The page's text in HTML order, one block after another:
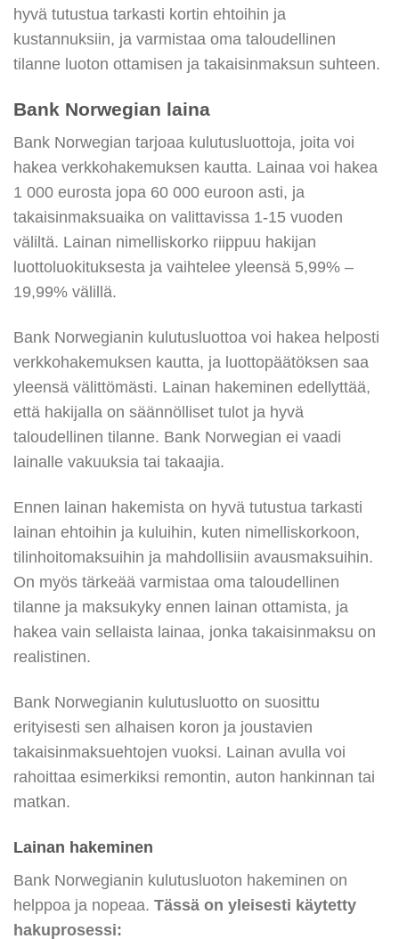
hyvä tutustua tarkasti kortin ehtoihin ja
kustannuksiin, ja varmistaa oma taloudellinen
tilanne luoton ottamisen ja takaisinmaksun suhteen.
Bank Norwegian laina
Bank Norwegian tarjoaa kulutusluottoja, joita voi
hakea verkkohakemuksen kautta. Lainaa voi hakea
1 000 eurosta jopa 60 000 euroon asti, ja
takaisinmaksuaika on valittavissa 1-15 vuoden
väliltä. Lainan nimelliskorko riippuu hakijan
luottoluokituksesta ja vaihtelee yleensä 5,99% –
19,99% välillä.
Bank Norwegianin kulutusluottoa voi hakea helposti
verkkohakemuksen kautta, ja luottopäätöksen saa
yleensä välittömästi. Lainan hakeminen edellyttää,
että hakijalla on säännölliset tulot ja hyvä
taloudellinen tilanne. Bank Norwegian ei vaadi
lainalle vakuuksia tai takaajia.
Ennen lainan hakemista on hyvä tutustua tarkasti
lainan ehtoihin ja kuluihin, kuten nimelliskorkoon,
tilinhoitomaksuihin ja mahdollisiin avausmaksuihin.
On myös tärkeää varmistaa oma taloudellinen
tilanne ja maksukyky ennen lainan ottamista, ja
hakea vain sellaista lainaa, jonka takaisinmaksu on
realistinen.
Bank Norwegianin kulutusluotto on suosittu
erityisesti sen alhaisen koron ja joustavien
takaisinmaksuehtojen vuoksi. Lainan avulla voi
rahoittaa esimerkiksi remontin, auton hankinnan tai
matkan.
Lainan hakeminen
Bank Norwegianin kulutusluoton hakeminen on
helppoa ja nopeaa. Tässä on yleisesti käytetty
hakuprosessi: